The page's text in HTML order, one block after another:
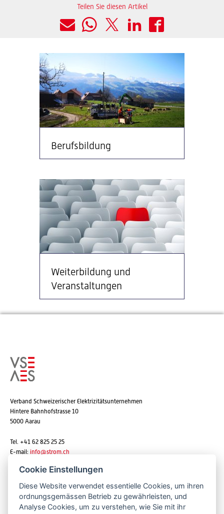
Teilen Sie diesen Artikel
Berufsbildung
Weiterbildung und
Veranstaltungen
Verband Schweizerischer Elektrizitätsunternehmen
Hintere Bahnhofstrasse 10
5000 Aarau
Tel. +41 62 825 25 25
E-mail: info@strom.ch
Newsletter abonnieren
Cookie Einstellungen
Diese Website verwendet essentielle Cookies, um ihren
ordnungsgemässen Betrieb zu gewährleisten, und
Analyse Cookies, um zu verstehen, wie Sie mit ihr